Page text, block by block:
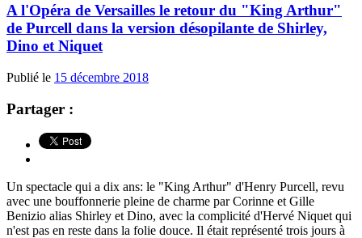
A l'Opéra de Versailles le retour du "King Arthur"
de Purcell dans la version désopilante de Shirley,
Dino et Niquet
Publié le 15 décembre 2018
Partager :
Un spectacle qui a dix ans: le "King Arthur" d'Henry Purcell, revu
avec une bouffonnerie pleine de charme par Corinne et Gille
Benizio alias Shirley et Dino, avec la complicité d'Hervé Niquet qui
n'est pas en reste dans la folie douce. Il était représenté trois jours à